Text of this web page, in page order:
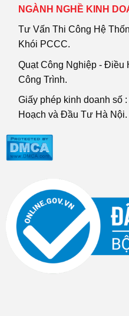
NGÀNH NGHỀ KINH
Tư Vấn Thi Công Hệ
Khói PCCC.
Quạt Công Nghiệp - Điều
Công Trình.
Giấy phép kinh doanh số :
Hoạch và Đầu Tư Hà Nội.